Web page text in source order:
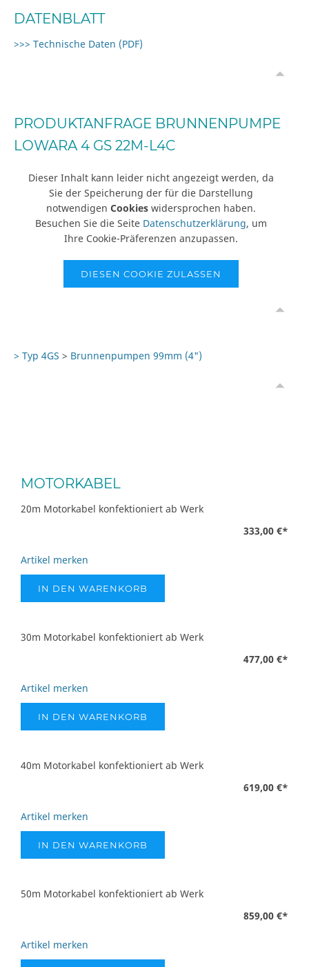
DATENBLATT
>>> Technische Daten (PDF)
PRODUKTANFRAGE BRUNNENPUMPE
LOWARA 4 GS 22M-L4C
Dieser Inhalt kann leider nicht angezeigt werden, da
Sie der Speicherung der für die Darstellung
notwendigen Cookies widersprochen haben.
Besuchen Sie die Seite Datenschutzerklärung, um
Ihre Cookie-Präferenzen anzupassen.
DIESEN COOKIE ZULASSEN
> Typ 4GS > Brunnenpumpen 99mm (4")
MOTORKABEL
20m Motorkabel konfektioniert ab Werk
333,00 €*
Artikel merken
IN DEN WARENKORB
30m Motorkabel konfektioniert ab Werk
477,00 €*
Artikel merken
IN DEN WARENKORB
40m Motorkabel konfektioniert ab Werk
619,00 €*
Artikel merken
IN DEN WARENKORB
50m Motorkabel konfektioniert ab Werk
859,00 €*
Artikel merken